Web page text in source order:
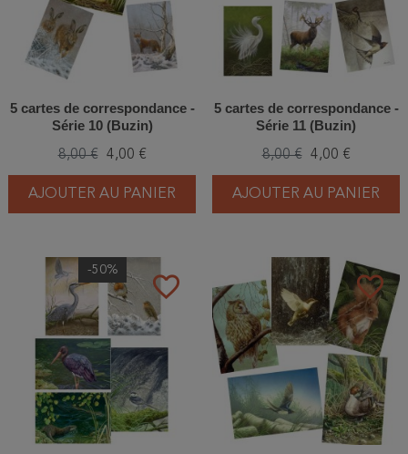
5 cartes de correspondance -
Série 10 (Buzin)
8,00 € 4,00 €
AJOUTER AU PANIER
5 cartes de correspondance -
Série 11 (Buzin)
8,00 € 4,00 €
AJOUTER AU PANIER
favorite_border
-50%
favorite_border